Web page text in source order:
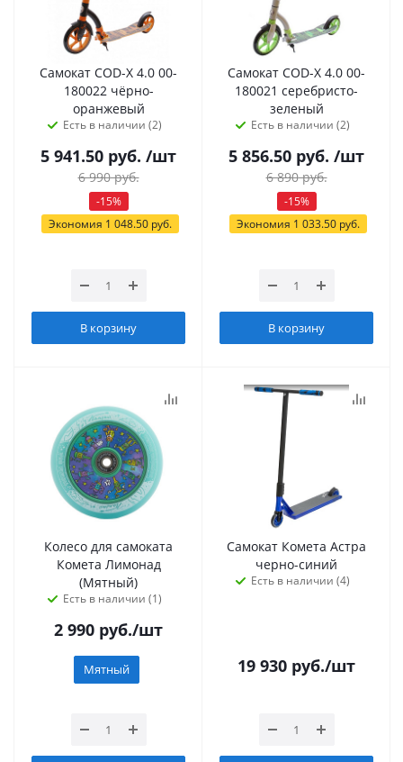
Самокат COD-X 4.0 00-
180022 чёрно-
оранжевый
Есть в наличии (2)
5 941.50 руб. /шт
6 990руб.
-15%
Экономия 1 048.50руб.
В корзину
Самокат COD-X 4.0 00-
180021 серебристо-
зеленый
Есть в наличии (2)
5 856.50 руб. /шт
6 890руб.
-15%
Экономия 1 033.50руб.
В корзину
Колесо для самоката
Комета Лимонад
(Мятный)
Есть в наличии (1)
2 990 руб./шт
Мятный
Самокат Комета Астра
черно-синий
Есть в наличии (4)
19 930 руб./шт